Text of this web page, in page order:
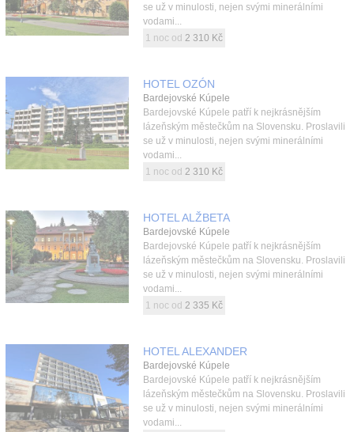
se už v minulosti, nejen svými minerálními
vodami...
1 noc od 2 310 Kč
HOTEL OZÓN
Bardejovské Kúpele
Bardejovské Kúpele patří k nejkrásnějším
lázeňským městečkům na Slovensku. Proslavili
se už v minulosti, nejen svými minerálními
vodami...
1 noc od 2 310 Kč
HOTEL ALŽBETA
Bardejovské Kúpele
Bardejovské Kúpele patří k nejkrásnějším
lázeňským městečkům na Slovensku. Proslavili
se už v minulosti, nejen svými minerálními
vodami...
1 noc od 2 335 Kč
HOTEL ALEXANDER
Bardejovské Kúpele
Bardejovské Kúpele patří k nejkrásnějším
lázeňským městečkům na Slovensku. Proslavili
se už v minulosti, nejen svými minerálními
vodami...